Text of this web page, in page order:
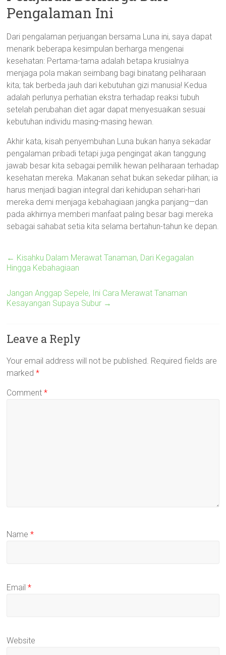
Pengalaman Ini
Dari pengalaman perjuangan bersama Luna ini, saya dapat
menarik beberapa kesimpulan berharga mengenai
kesehatan: Pertama-tama adalah betapa krusialnya
menjaga pola makan seimbang bagi binatang peliharaan
kita; tak berbeda jauh dari kebutuhan gizi manusia! Kedua
adalah perlunya perhatian ekstra terhadap reaksi tubuh
setelah perubahan diet agar dapat menyesuaikan sesuai
kebutuhan individu masing-masing hewan.
Akhir kata, kisah penyembuhan Luna bukan hanya sekadar
pengalaman pribadi tetapi juga pengingat akan tanggung
jawab besar kita sebagai pemilik hewan peliharaan terhadap
kesehatan mereka. Makanan sehat bukan sekedar pilihan; ia
harus menjadi bagian integral dari kehidupan sehari-hari
mereka demi menjaga kebahagiaan jangka panjang—dan
pada akhirnya memberi manfaat paling besar bagi mereka
sebagai sahabat setia kita selama bertahun-tahun ke depan.
← Kisahku Dalam Merawat Tanaman, Dari Kegagalan
Hingga Kebahagiaan
Jangan Anggap Sepele, Ini Cara Merawat Tanaman
Kesayangan Supaya Subur →
Leave a Reply
Your email address will not be published. Required fields are
marked*
Comment*
Name*
Email*
Website